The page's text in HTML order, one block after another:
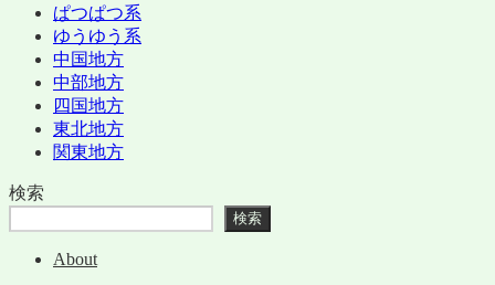
ぱつぱつ系
ゆうゆう系
中国地方
中部地方
四国地方
東北地方
関東地方
検索
検索
About